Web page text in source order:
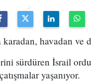
havadan ve
sürdüren İsrail
yaşanıyor.